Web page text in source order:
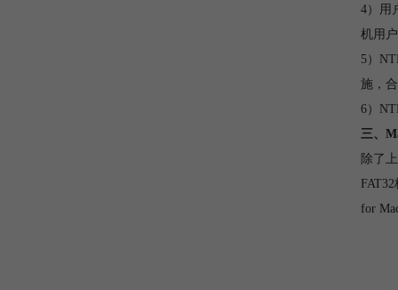
4）用
机用
5）
施，
6）
三、
除了
for